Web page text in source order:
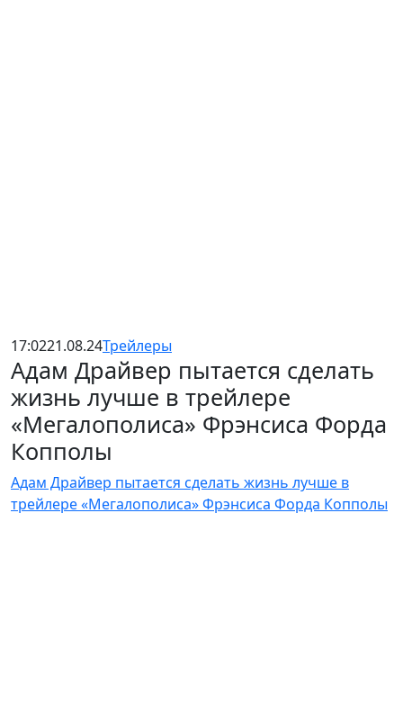
17:0221.08.24Трейлеры
Адам Драйвер пытается сделать
жизнь лучше в трейлере
«Мегалополиса» Фрэнсиса Форда
Копполы
Адам Драйвер пытается сделать жизнь лучше в
трейлере «Мегалополиса» Фрэнсиса Форда Копполы